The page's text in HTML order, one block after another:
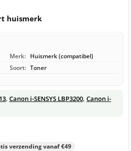
huismerk
Merk: Huismerk (compatibel)
Soort: Toner
, Canon i-SENSYS LBP3200, Canon i-
verzending vanaf €49